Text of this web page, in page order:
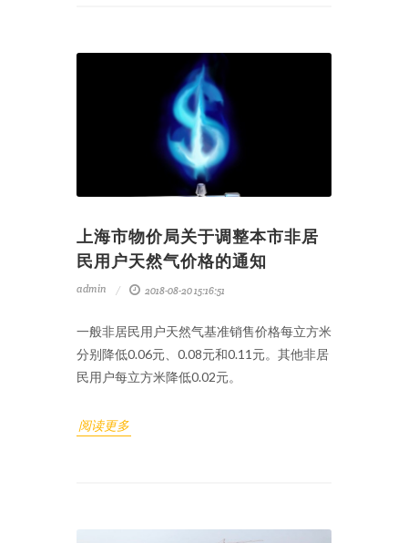
上海市物价局关于调整本市非居
民用户天然气价格的通知
admin 2018-08-20 15:16:51
一般非居民用户天然气基准销售价格每立方米
分别降低0.06元、0.08元和0.11元。其他非居
民用户每立方米降低0.02元。
阅读更多